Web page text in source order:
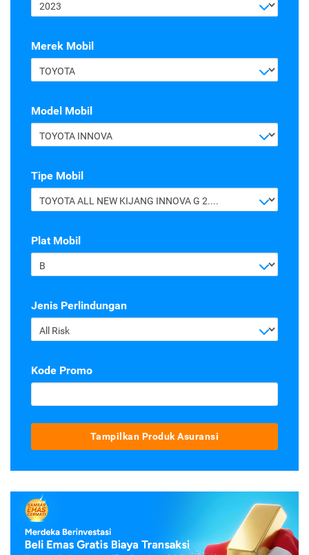
2023
Merek Mobil
TOYOTA
Model Mobil
TOYOTA INNOVA
Tipe Mobil
TOYOTA ALL NEW KIJANG INNOVA G 2.4 A/T DIESEL
Plat Mobil
B
Jenis Perlindungan
All Risk
Kode Promo
Tampilkan Produk Asuransi